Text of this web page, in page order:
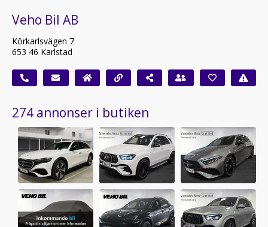
Veho Bil AB
Körkarlsvägen 7
653 46 Karlstad
274 annonser i butiken